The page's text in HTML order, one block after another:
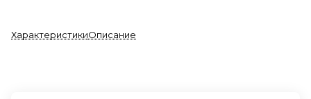
ХарактеристикиОписание